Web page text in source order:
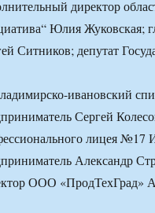
директор
Юлия Жуковская;
Ситников; депутат
ивановский
Сергей
лицея №17
Александр
ООО «ПродТехГрад»